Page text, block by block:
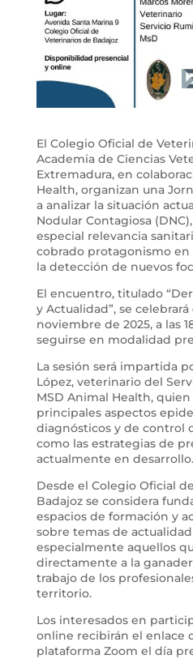
El Colegio Oficial de
Academia de Ciencias
Extremadura, en
Health, organizan una
a analizar la situación
Nodular Contagiosa
especial relevancia
cobrado protagonismo en
la detección de nuevos
El encuentro, titulado
y Actualidad”, se
noviembre de 2025, a las
seguirse en modalidad
La sesión será impartida
López, veterinario del
MSD Animal Health,
principales aspectos
diagnósticos y de control
como las estrategias de
actualmente en desarrollo.
Desde el Colegio Oficial
Badajoz se considera
espacios de formación y
sobre temas de
especialmente aquellos
directamente a la
trabajo de los
territorio.
Los interesados en
online recibirán el enlace
plataforma Zoom el día